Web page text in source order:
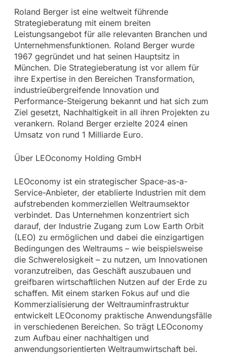
Roland Berger ist eine weltweit führende
Strategieberatung mit einem breiten
Leistungsangebot für alle relevanten Branchen und
Unternehmensfunktionen. Roland Berger wurde
1967 gegründet und hat seinen Hauptsitz in
München. Die Strategieberatung ist vor allem für
ihre Expertise in den Bereichen Transformation,
industrieübergreifende Innovation und
Performance-Steigerung bekannt und hat sich zum
Ziel gesetzt, Nachhaltigkeit in all ihren Projekten zu
verankern. Roland Berger erzielte 2024 einen
Umsatz von rund 1 Milliarde Euro.
Über LEOconomy Holding GmbH
LEOconomy ist ein strategischer Space-as-a-
Service-Anbieter, der etablierte Industrien mit dem
aufstrebenden kommerziellen Weltraumsektor
verbindet. Das Unternehmen konzentriert sich
darauf, der Industrie Zugang zum Low Earth Orbit
(LEO) zu ermöglichen und dabei die einzigartigen
Bedingungen des Weltraums – wie beispielsweise
die Schwerelosigkeit – zu nutzen, um Innovationen
voranzutreiben, das Geschäft auszubauen und
greifbaren wirtschaftlichen Nutzen auf der Erde zu
schaffen. Mit einem starken Fokus auf und die
Kommerzialisierung der Weltrauminfrastruktur
entwickelt LEOconomy praktische Anwendungsfälle
in verschiedenen Bereichen. So trägt LEOconomy
zum Aufbau einer nachhaltigen und
anwendungsorientierten Weltraumwirtschaft bei.